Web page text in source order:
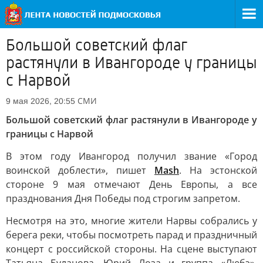
Большой советский флаг
растянули в Ивангороде у границы
с Нарвой
9 мая 2026, 20:55 СМИ
Большой советский флаг растянули в Ивангороде у
границы с Нарвой
В этом году Ивангород получил звание «Город
воинской доблести», пишет Mash. На эстонской
стороне 9 мая отмечают День Европы, а все
празднования Дня Победы под строгим запретом.
Несмотря на это, многие жители Нарвы собрались у
берега реки, чтобы посмотреть парад и праздничный
концерт с российской стороны. На сцене выступают